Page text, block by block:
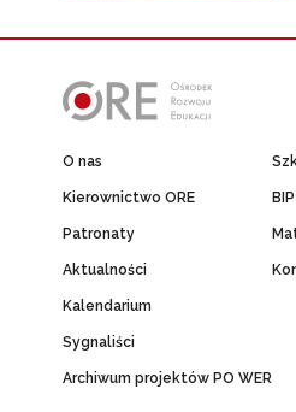
O nas
Kierownictwo ORE
Patronaty
Aktualności
Kalendarium
Sygnaliści
Archiwum projektów PO WER
BIP